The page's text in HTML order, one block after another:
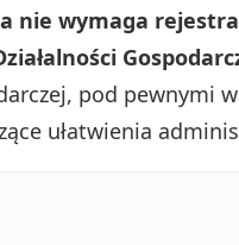
nie wymaga
pod pewnymi
ułatwienia